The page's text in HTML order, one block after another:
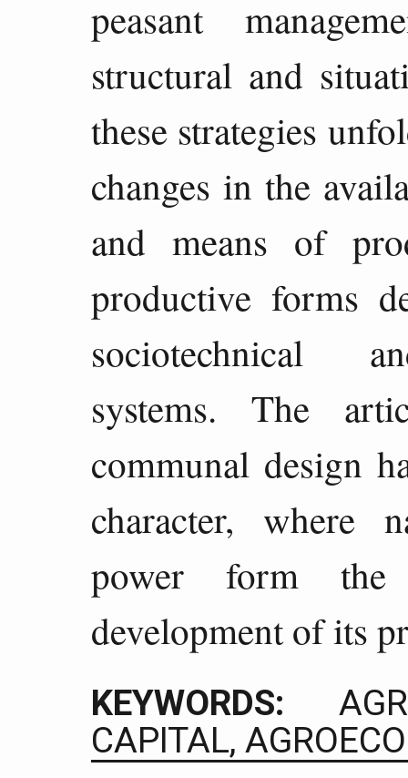
peasant
structural and
these strategies
changes in the
and means of
productive forms
sociotechnical
systems. The
communal design
character, where
power form the
development of its
KEYWORDS:
CAPITAL,